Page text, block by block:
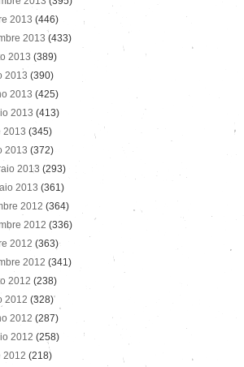
2013 (446)
2013 (433)
2013 (389)
2013 (390)
2013 (425)
2013 (413)
2013 (345)
2013 (372)
2013 (293)
2013 (361)
2012 (364)
2012 (336)
2012 (363)
2012 (341)
2012 (238)
2012 (328)
2012 (287)
2012 (258)
2012 (218)